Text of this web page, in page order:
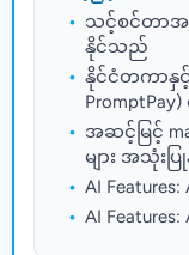
သင့်စင်တာအ
နိုင်သည်
နိုင်ငံတကာနှင့်
အဆင့်မြင့်
များ အသုံး
AI
AI